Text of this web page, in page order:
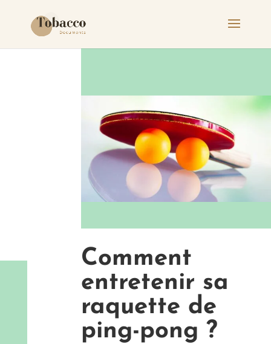
Comment
entretenir sa
raquette de
ping-pong ?